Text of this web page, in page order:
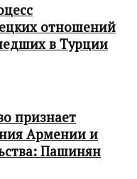
отношений
в Турции
признает
Армении и
Пашинян